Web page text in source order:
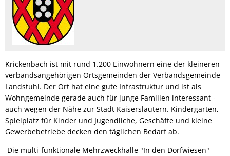
Krickenbach ist mit rund 1.200 Einwohnern eine der kleineren
verbandsangehörigen Ortsgemeinden der Verbandsgemeinde
Landstuhl. Der Ort hat eine gute Infrastruktur und ist als
Wohngemeinde gerade auch für junge Familien interessant -
auch wegen der Nähe zur Stadt Kaiserslautern. Kindergarten,
Spielplatz für Kinder und Jugendliche, Geschäfte und kleine
Gewerbebetriebe decken den täglichen Bedarf ab.
Die multi-funktionale Mehrzweckhalle "In den Dorfwiesen"